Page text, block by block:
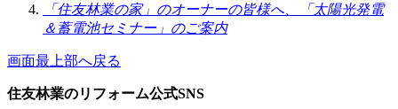
「住友林業の家」のオーナーの皆様へ、「太陽光発電
＆蓄電池セミナー」のご案内
画面最上部へ戻る
住友林業のリフォーム公式SNS